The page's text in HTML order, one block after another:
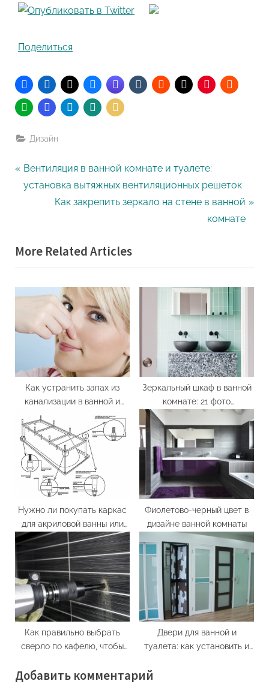
Поделиться
Дизайн
Навигация
по
P
r
o
u
s
s
:
Вентиляция в ванной комнате и туалете:
установка вытяжных вентиляционных решеток
N
t
P
o
s
t
:
Как закрепить зеркало на стене в ванной
комнате
More Related Articles
Как устранить запах из
канализации в ванной и
Зеркальный шкаф в ванной
комнате: 21 фото
дизайнерских решений
Нужно ли покупать каркас
для акриловой ванны или
можно сделать самому?
Фиолетово-черный цвет в
дизайне ванной комнаты
Как правильно выбрать
сверло по кафелю, чтобы
Двери для ванной и
туалета: как установить и
Добавить комментарий